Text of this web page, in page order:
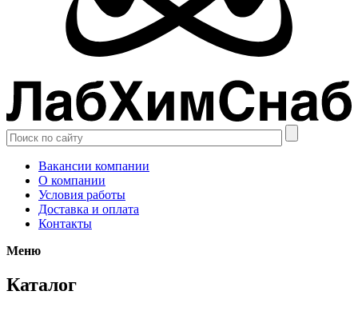
Вакансии компании
О компании
Условия работы
Доставка и оплата
Контакты
Меню
Каталог